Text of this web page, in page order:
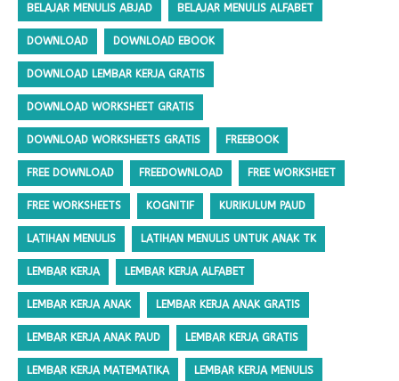
BELAJAR MENULIS ABJAD BELAJAR MENULIS ALFABET
DOWNLOAD DOWNLOAD EBOOK
DOWNLOAD LEMBAR KERJA GRATIS
DOWNLOAD WORKSHEET GRATIS
DOWNLOAD WORKSHEETS GRATIS FREEBOOK
FREE DOWNLOAD FREEDOWNLOAD FREE WORKSHEET
FREE WORKSHEETS KOGNITIF KURIKULUM PAUD
LATIHAN MENULIS LATIHAN MENULIS UNTUK ANAK TK
LEMBAR KERJA LEMBAR KERJA ALFABET
LEMBAR KERJA ANAK LEMBAR KERJA ANAK GRATIS
LEMBAR KERJA ANAK PAUD LEMBAR KERJA GRATIS
LEMBAR KERJA MATEMATIKA LEMBAR KERJA MENULIS